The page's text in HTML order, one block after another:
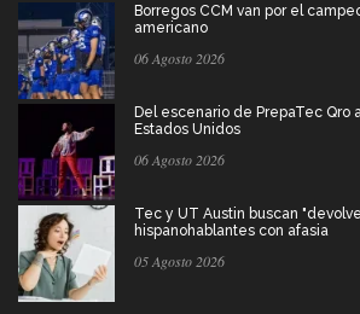
Borregos CCM van por el
americano
06 Agosto 2026
Del escenario de PrepaTec Qro
Estados Unidos
06 Agosto 2026
Tec y UT Austin buscan
hispanohablantes con afasia
05 Agosto 2026